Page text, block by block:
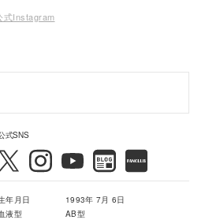
式Instagram
式SNS
年月日
1993年 7月 6日
液型
AB型